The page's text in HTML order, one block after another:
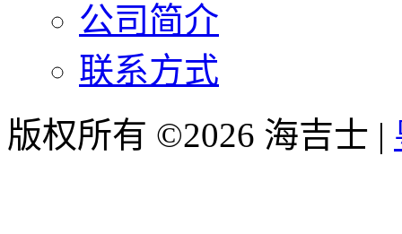
公司简介
联系方式
版权所有 ©2026 海吉士 |